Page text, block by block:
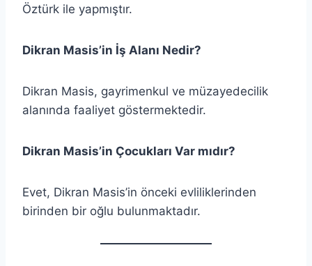
Öztürk ile yapmıştır.
Dikran Masis’in İş Alanı Nedir?
Dikran Masis, gayrimenkul ve müzayedecilik
alanında faaliyet göstermektedir.
Dikran Masis’in Çocukları Var mıdır?
Evet, Dikran Masis’in önceki evliliklerinden
birinden bir oğlu bulunmaktadır.